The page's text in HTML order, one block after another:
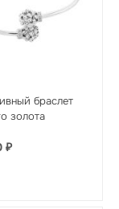
браслет
золота
₽